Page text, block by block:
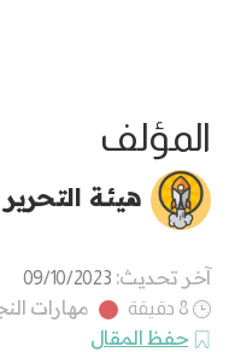
المؤلف
هيئة التحرير
آخر تحديث: 09/10/2023
8 دقيقة
مهارات
حفظ المقال